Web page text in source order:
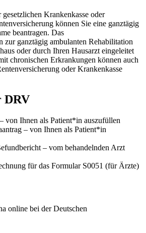
Krankenkasse oder
können Sie eine ganztägig
beantragen. Das
zur ganztägig ambulanten Rehabilitation
oder durch Ihren Hausarzt eingeleitet
chronischen Erkrankungen können auch
oder Krankenkasse
DRV
von Ihnen als Patient*in auszufüllen
– von Ihnen als Patient*in
– vom behandelnden Arzt
für das Formular S0051 (für Ärzte)
online bei der Deutschen